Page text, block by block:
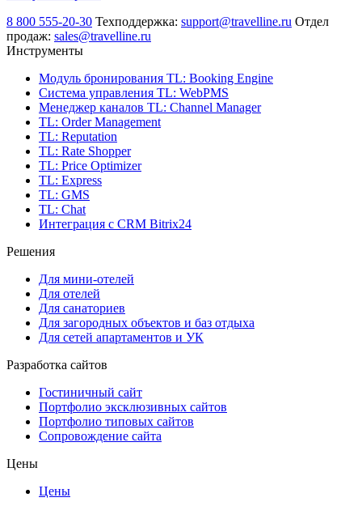
8 800 555-20-30 Техподдержка: support@travelline.ru Отдел
продаж: sales@travelline.ru
Инструменты
Модуль бронирования TL: Booking Engine
Система управления TL: WebPMS
Менеджер каналов TL: Channel Manager
TL: Order Management
TL: Reputation
TL: Rate Shopper
TL: Price Optimizer
TL: Express
TL: GMS
TL: Chat
Интеграция с CRM Bitrix24
Решения
Для мини-отелей
Для отелей
Для санаториев
Для загородных объектов и баз отдыха
Для сетей апартаментов и УК
Разработка сайтов
Гостиничный сайт
Портфолио эксклюзивных сайтов
Портфолио типовых сайтов
Сопровождение сайта
Цены
Цены